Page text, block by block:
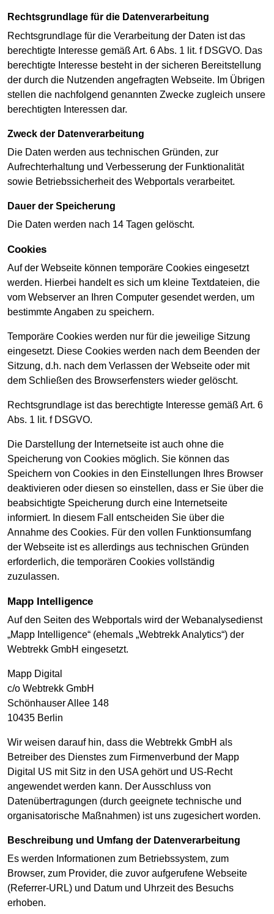
Rechtsgrundlage für die Datenverarbeitung
Rechtsgrundlage für die Verarbeitung der Daten ist das
berechtigte Interesse gemäß Art. 6 Abs. 1 lit. f DSGVO. Das
berechtigte Interesse besteht in der sicheren Bereitstellung
der durch die Nutzenden angefragten Webseite. Im Übrigen
stellen die nachfolgend genannten Zwecke zugleich unsere
berechtigten Interessen dar.
Zweck der Datenverarbeitung
Die Daten werden aus technischen Gründen, zur
Aufrechterhaltung und Verbesserung der Funktionalität
sowie Betriebssicherheit des Webportals verarbeitet.
Dauer der Speicherung
Die Daten werden nach 14 Tagen gelöscht.
Cookies
Auf der Webseite können temporäre Cookies eingesetzt
werden. Hierbei handelt es sich um kleine Textdateien, die
vom Webserver an Ihren Computer gesendet werden, um
bestimmte Angaben zu speichern.
Temporäre Cookies werden nur für die jeweilige Sitzung
eingesetzt. Diese Cookies werden nach dem Beenden der
Sitzung, d.h. nach dem Verlassen der Webseite oder mit
dem Schließen des Browserfensters wieder gelöscht.
Rechtsgrundlage ist das berechtigte Interesse gemäß Art. 6
Abs. 1 lit. f DSGVO.
Die Darstellung der Internetseite ist auch ohne die
Speicherung von Cookies möglich. Sie können das
Speichern von Cookies in den Einstellungen Ihres Browser
deaktivieren oder diesen so einstellen, dass er Sie über die
beabsichtigte Speicherung durch eine Internetseite
informiert. In diesem Fall entscheiden Sie über die
Annahme des Cookies. Für den vollen Funktionsumfang
der Webseite ist es allerdings aus technischen Gründen
erforderlich, die temporären Cookies vollständig
zuzulassen.
Mapp Intelligence
Auf den Seiten des Webportals wird der Webanalysedienst
„Mapp Intelligence“ (ehemals „Webtrekk Analytics“) der
Webtrekk GmbH eingesetzt.
Mapp Digital
c/o Webtrekk GmbH
Schönhauser Allee 148
10435 Berlin
Wir weisen darauf hin, dass die Webtrekk GmbH als
Betreiber des Dienstes zum Firmenverbund der Mapp
Digital US mit Sitz in den USA gehört und US-Recht
angewendet werden kann. Der Ausschluss von
Datenübertragungen (durch geeignete technische und
organisatorische Maßnahmen) ist uns zugesichert worden.
Beschreibung und Umfang der Datenverarbeitung
Es werden Informationen zum Betriebssystem, zum
Browser, zum Provider, die zuvor aufgerufene Webseite
(Referrer-URL) und Datum und Uhrzeit des Besuchs
erhoben.